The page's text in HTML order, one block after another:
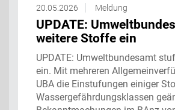
20.05.2026 Meldung
UPDATE:
weitere Stoffe ein
UPDATE: Umweltbundesamt
ein. Mit mehreren
UBA die Einstufungen einiger
Wassergefährdungsklassen